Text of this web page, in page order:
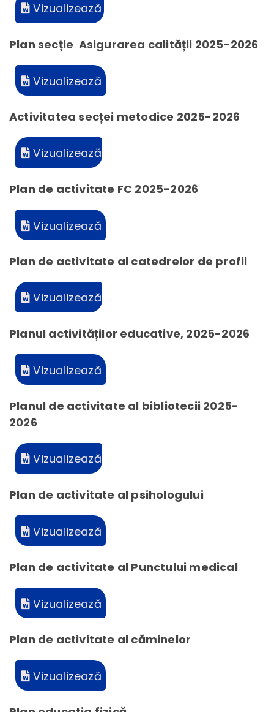
Vizualizează
Plan secție Asigurarea calității 2025-2026
Vizualizează
Activitatea secței metodice 2025-2026
Vizualizează
Plan de activitate FC 2025-2026
Vizualizează
Plan de activitate al catedrelor de profil
Vizualizează
Planul activităților educative, 2025-2026
Vizualizează
Planul de activitate al bibliotecii 2025-
2026
Vizualizează
Plan de activitate al psihologului
Vizualizează
Plan de activitate al Punctului medical
Vizualizează
Plan de activitate al căminelor
Vizualizează